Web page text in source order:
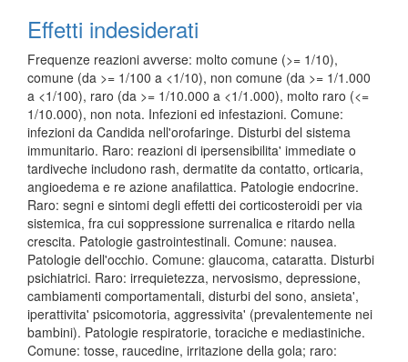
Effetti indesiderati
Frequenze reazioni avverse: molto comune (>= 1/10),
comune (da >= 1/100 a <1/10), non comune (da >= 1/1.000
a <1/100), raro (da >= 1/10.000 a <1/1.000), molto raro (<=
1/10.000), non nota. Infezioni ed infestazioni. Comune:
infezioni da Candida nell'orofaringe. Disturbi del sistema
immunitario. Raro: reazioni di ipersensibilita' immediate o
tardiveche includono rash, dermatite da contatto, orticaria,
angioedema e re azione anafilattica. Patologie endocrine.
Raro: segni e sintomi degli effetti dei corticosteroidi per via
sistemica, fra cui soppressione surrenalica e ritardo nella
crescita. Patologie gastrointestinali. Comune: nausea.
Patologie dell'occhio. Comune: glaucoma, cataratta. Disturbi
psichiatrici. Raro: irrequietezza, nervosismo, depressione,
cambiamenti comportamentali, disturbi del sono, ansieta',
iperattivita' psicomotoria, aggressivita' (prevalentemente nei
bambini). Patologie respiratorie, toraciche e mediastiniche.
Comune: tosse, raucedine, irritazione della gola; raro: